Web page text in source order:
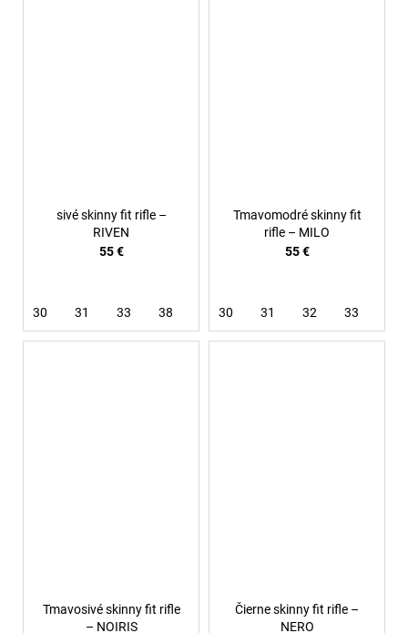
sivé skinny fit rifle –
RIVEN
55 €
30 31 33 38
Tmavomodré skinny fit
rifle – MILO
55 €
30 31 32 33
Tmavosivé skinny fit rifle
– NOIRIS
Čierne skinny fit rifle –
NERO